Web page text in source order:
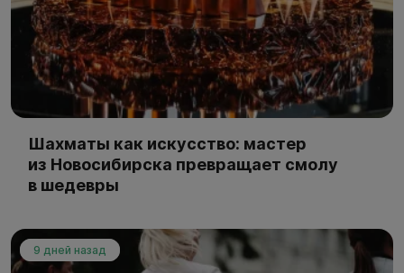
Шахматы как искусство: мастер
из Новосибирска превращает смолу
в шедевры
9 дней назад